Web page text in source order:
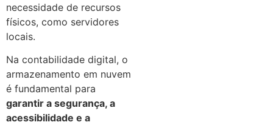
necessidade de recursos
físicos, como servidores
locais.
Na contabilidade digital, o
armazenamento em nuvem
é fundamental para
garantir a segurança, a
acessibilidade e a